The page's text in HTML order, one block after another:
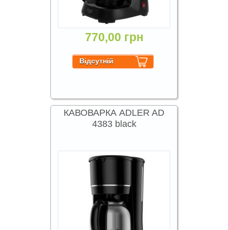
770,00 грн
КАВОВАРКА ADLER AD
4383 black